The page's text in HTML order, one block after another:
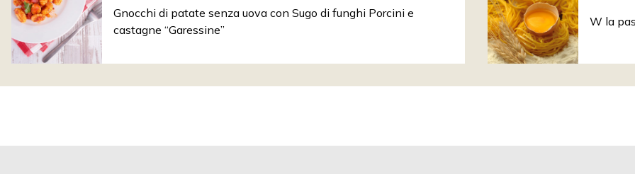
Gnocchi di patate senza uova con Sugo di funghi Porcini e
castagne “Garessine”
W la